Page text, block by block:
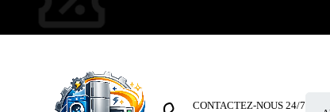
CONTACTEZ-NOUS 24/7